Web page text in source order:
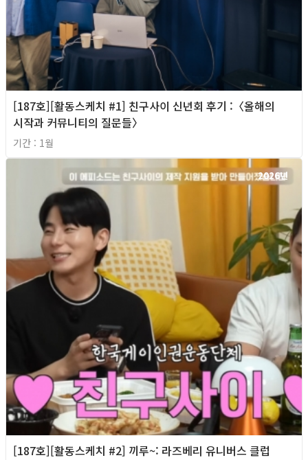
[187호][활동스케치 #1] 친구사이 신년회 후기 :〈올해의
시작과 커뮤니티의 질문들〉
기간 : 1월
2026년
[187호][활동스케치 #2] 끼루~: 라즈베리 유니버스 클럽